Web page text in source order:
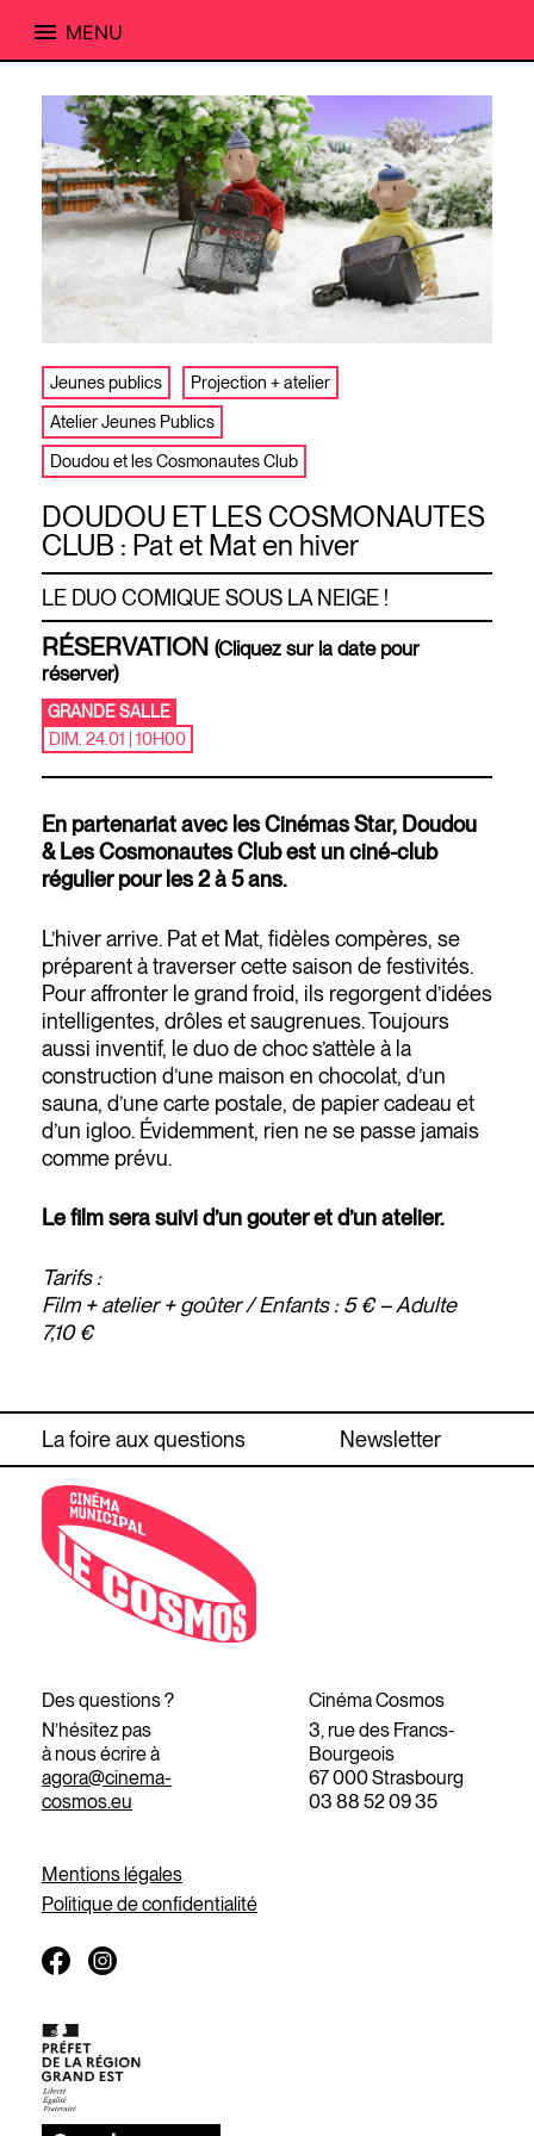
content
MENU
DOUDOU ET LES COSMONAUTES
CLUB : Pat et Mat en hiver
LE DUO COMIQUE SOUS LA NEIGE !
Jeunes publics
Projection + atelier
Atelier Jeunes Publics
Doudou et les Cosmonautes Club
RÉSERVATION (Cliquez sur la date pour
réserver)
GRANDE SALLE
DIM. 24.01 | 10H00
En partenariat avec les Cinémas Star, Doudou
& Les Cosmonautes Club est un ciné-club
régulier pour les 2 à 5 ans.
L’hiver arrive. Pat et Mat, fidèles compères, se
préparent à traverser cette saison de festivités.
Pour affronter le grand froid, ils regorgent d’idées
intelligentes, drôles et saugrenues. Toujours
aussi inventif, le duo de choc s’attèle à la
construction d’une maison en chocolat, d’un
sauna, d’une carte postale, de papier cadeau et
d’un igloo. Évidemment, rien ne se passe jamais
comme prévu.
Le film sera suivi d’un gouter et d’un atelier.
Tarifs :
Film + atelier + goûter / Enfants : 5 € – Adulte
7,10 €
La foire aux questions Newsletter
Des questions ?
N’hésitez pas
à nous écrire à
agora@cinema-
cosmos.eu
Cinéma Cosmos
3, rue des Francs-
Bourgeois
67 000 Strasbourg
03 88 52 09 35
Mentions légales
Politique de confidentialité